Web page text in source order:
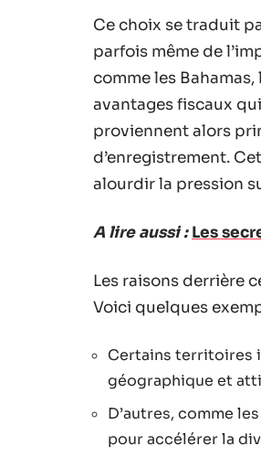
Ce choix se traduit
parfois même de
comme les
avantages fiscaux
proviennent alors
d’enregistrement.
alourdir la pression
A lire aussi : Les
Les raisons derrière
Voici quelques
Certains territoires
géographique et
D’autres, comme
pour accélérer la